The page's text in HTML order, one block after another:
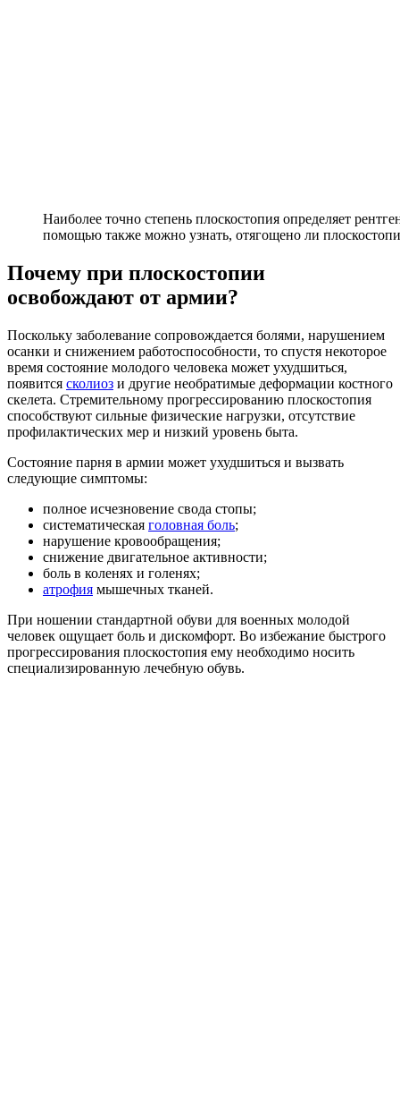
Наиболее точно степень плоскостопия определяет
помощью также можно узнать, отягощено ли
Почему при плоскостопии
освобождают от армии?
Поскольку заболевание сопровождается болями, нарушением
осанки и снижением работоспособности, то спустя некоторое
время состояние молодого человека может ухудшиться,
появится сколиоз и другие необратимые деформации костного
скелета. Стремительному прогрессированию плоскостопия
способствуют сильные физические нагрузки, отсутствие
профилактических мер и низкий уровень быта.
Состояние парня в армии может ухудшиться и вызвать
следующие симптомы:
полное исчезновение свода стопы;
систематическая головная боль;
нарушение кровообращения;
снижение двигательное активности;
боль в коленях и голенях;
атрофия мышечных тканей.
При ношении стандартной обуви для военных молодой
человек ощущает боль и дискомфорт. Во избежание быстрого
прогрессирования плоскостопия ему необходимо носить
специализированную лечебную обувь.